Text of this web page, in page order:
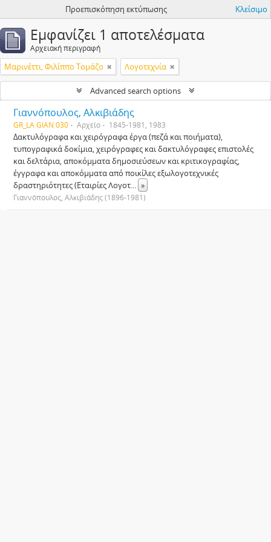
Προεπισκόπηση εκτύπωσης Κλείσιμο
Εμφανίζει 1 αποτελέσματα
Αρχειακή περιγραφή
Μαρινέττι, Φιλίππο Τομάζο Λογοτεχνία
Advanced search options
Γιαννόπουλος, Αλκιβιάδης
GR_LA GIAN 030 Αρχείο 1845-1981, 1983
Δακτυλόγραφα και χειρόγραφα έργα (πεζά και ποιήματα),
τυπογραφικά δοκίμια, χειρόγραφες και δακτυλόγραφες επιστολές
και δελτάρια, αποκόμματα δημοσιεύσεων και κριτικογραφίας,
έγγραφα και αποκόμματα από ποικίλες εξωλογοτεχνικές
δραστηριότητες (Εταιρίες Λογοτ... »
Γιαννόπουλος, Αλκιβιάδης (1896-1981)